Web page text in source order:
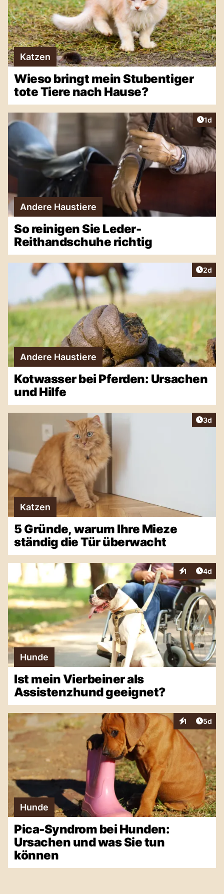
Katzen
Wieso bringt mein Stubentiger
tote Tiere nach Hause?
1d
Andere Haustiere
So reinigen Sie Leder-
Reithandschuhe richtig
2d
Andere Haustiere
Kotwasser bei Pferden: Ursachen
und Hilfe
3d
Katzen
5 Gründe, warum Ihre Mieze
ständig die Tür überwacht
1
Interaktionen
4d
Hunde
Ist mein Vierbeiner als
Assistenzhund geeignet?
1
Interaktionen
5d
Hunde
Pica-Syndrom bei Hunden:
Ursachen und was Sie tun
können